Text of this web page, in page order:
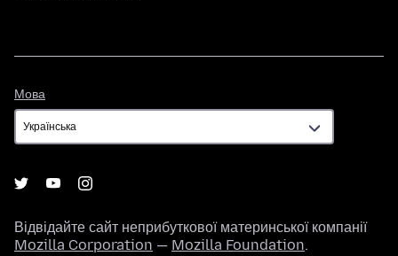
Мова
Відвідайте сайт неприбуткової материнської компанії
Mozilla Corporation — Mozilla Foundation.